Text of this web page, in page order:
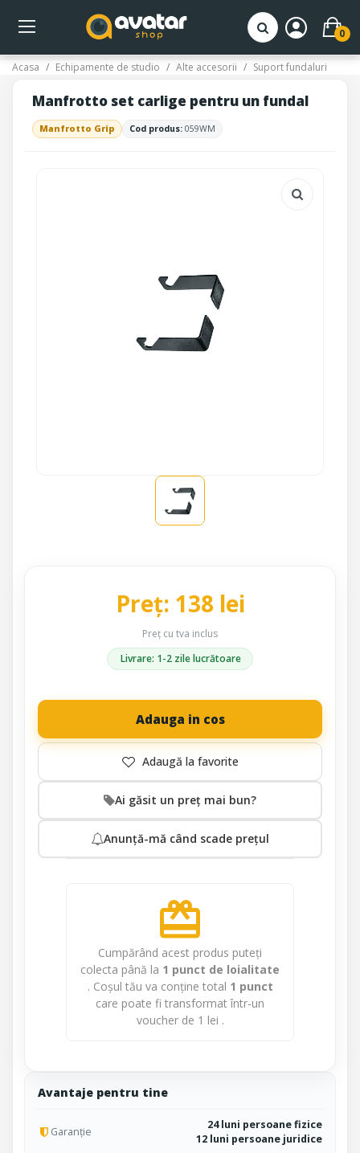
0
Acasa Echipamente de studio Alte accesorii Suport fundaluri
Manfrotto set carlige pentru un fundal
Manfrotto Grip Cod produs: 059WM
Avantaje pentru tine
Garanție
24 luni persoane fizice
12 luni persoane juridice
Preț: 138 lei
Preț cu tva inclus
Livrare: 1-2 zile lucrătoare
Adauga in cos
Ai găsit un preț mai bun?
Anunță-mă când scade prețul
redeem
Cumpărând acest produs puteți
colecta până la 1 punct de loialitate
. Coșul tău va conține total 1 punct
care poate fi transformat într-un
voucher de 1 lei .